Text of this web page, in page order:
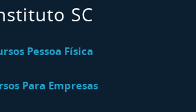
SC
Pessoa Física
Para Empresas